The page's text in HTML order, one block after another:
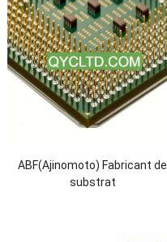
ABF(Ajinomoto) Fabricant de
substrat